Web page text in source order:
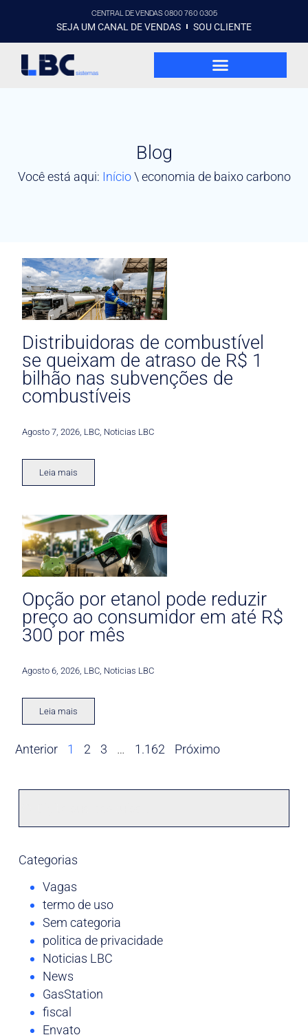
CENTRAL DE VENDAS 0800 760 0305
SEJA UM CANAL DE VENDAS SOU CLIENTE
Blog
Você está aqui: Início\ economia de baixo carbono
Distribuidoras de combustível
se queixam de atraso de R$ 1
bilhão nas subvenções de
combustíveis
Agosto 7, 2026 LBC Noticias LBC
Leia mais
Opção por etanol pode reduzir
preço ao consumidor em até R$
300 por mês
Agosto 6, 2026 LBC Noticias LBC
Leia mais
Anterior 1 2 3 … 1.162 Próximo
Categorias
Vagas
termo de uso
Sem categoria
politica de privacidade
Noticias LBC
News
GasStation
fiscal
Envato